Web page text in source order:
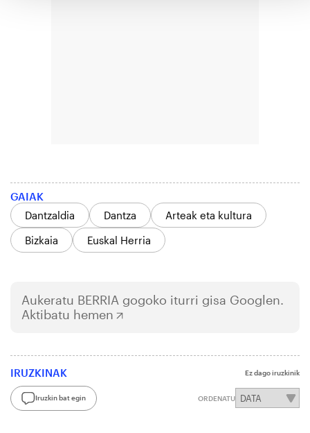
GAIAK
Dantzaldia
Dantza
Arteak eta kultura
Bizkaia
Euskal Herria
Aukeratu BERRIA gogoko iturri gisa Googlen.
Aktibatu hemen
IRUZKINAK Ez dago iruzkinik
Iruzkin bat egin ORDENATU